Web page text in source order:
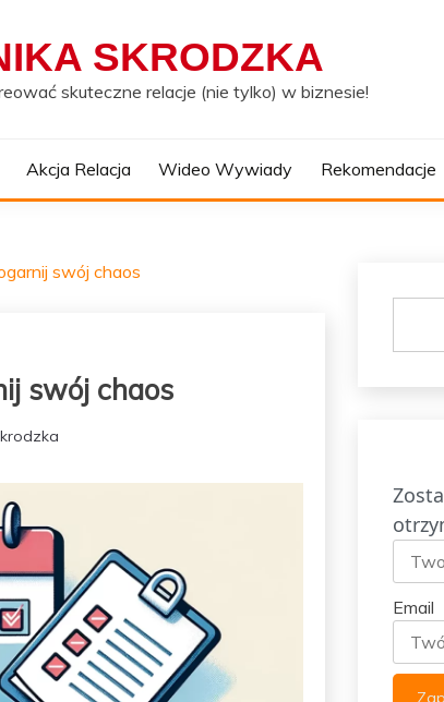
SKRODZKA
skuteczne relacje (nie tylko) w biznesie!
Akcja Relacja Wideo Wywiady Rekomendacje
swój chaos
swój chaos
Email